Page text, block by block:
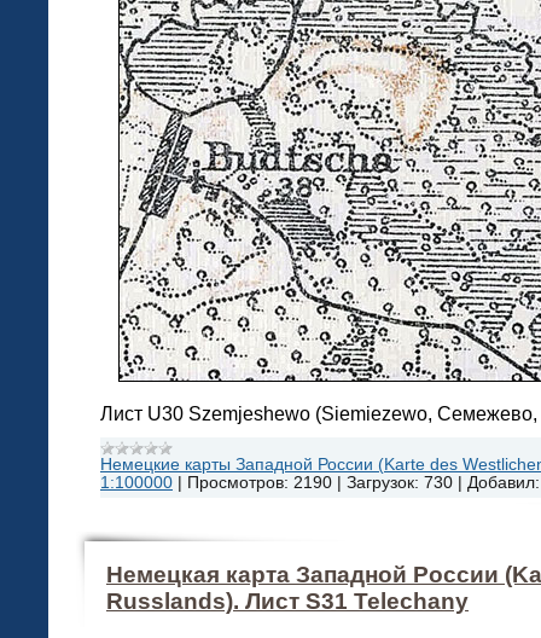
Лист U30 Szemjeshewo (Siemiezewo,
Немецкие карты Западной России (Karte des
1:100000
Просмотров: 2190 Загрузок: 730 Добавил:
Немецкая карта Западной России
Russlands). Лист S31 Telechany